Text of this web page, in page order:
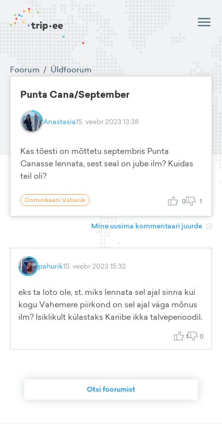
Foorum / Üldfoorum
Punta Cana/September
Anastasia15. veebr 2023 13:38
Kas tõesti on mõttetu septembris Punta
Canasse lennata, sest seal on jube ilm? Kuidas
teil oli?
Dominikaani Vabariik 0 1
Mine uusima kommentaari juurde
pahurik15. veebr 2023 15:32
eks ta loto ole, st. miks lennata sel ajal sinna kui
kogu Vahemere piirkond on sel ajal väga mõnus
ilm? Isiklikult külastaks Kariibe ikka talveperioodil.
1 0
Otsi foorumist